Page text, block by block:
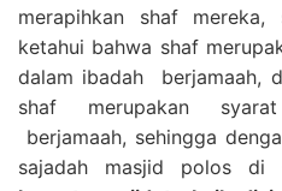
merapihkan shaf
ketahui bahwa shaf
dalam ibadah berjamaah,
shaf merupakan
berjamaah, sehingga
sajadah masjid polos di